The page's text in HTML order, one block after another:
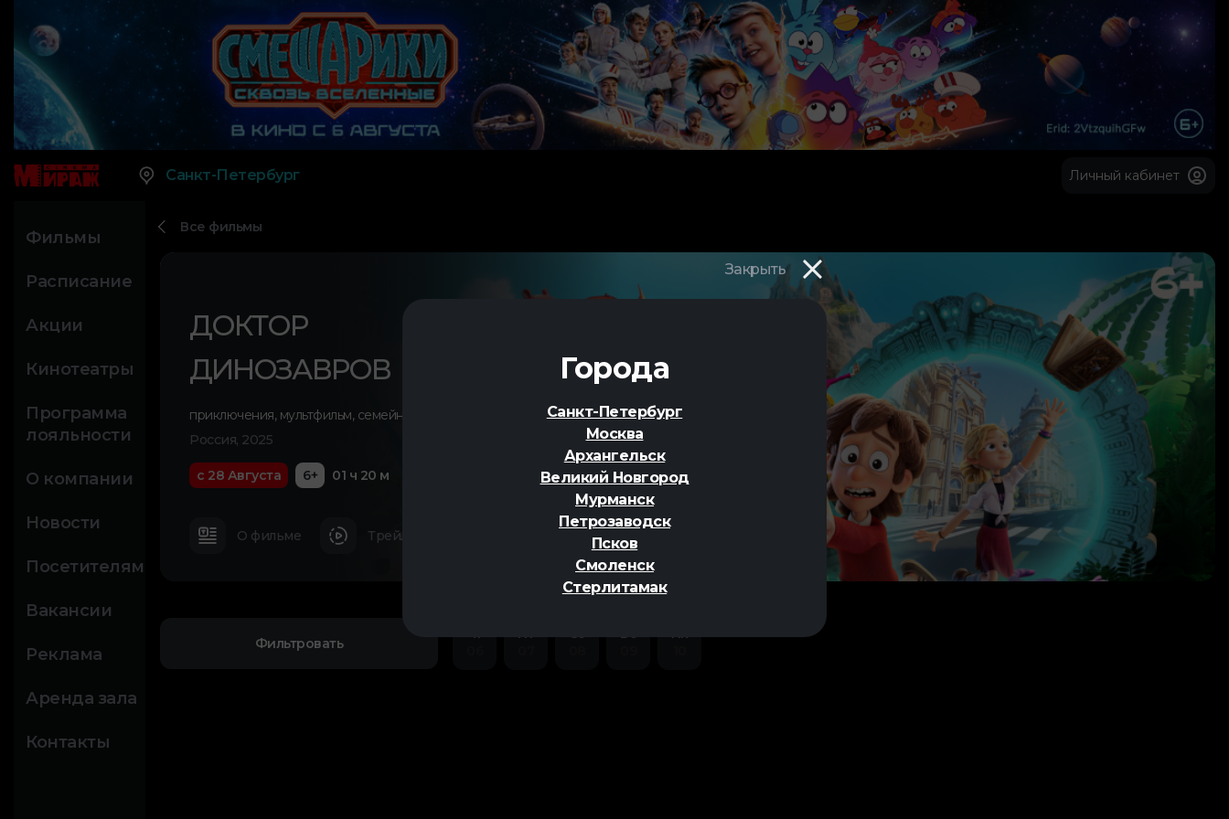
Закрыть
Города
Санкт-Петербург
Москва
Архангельск
Великий Новгород
Мурманск
Петрозаводск
Псков
Смоленск
Стерлитамак
Санкт-Петербург Личный кабинет
Фильмы
Расписание
Акции
Кинотеатры
Программа
лояльности
О компании
Новости
Посетителям
Вакансии
Реклама
Аренда зала
Контакты
Все фильмы
ДОКТОР
ДИНОЗАВРОВ
приключения,мультфильм,семейный
Россия, 2025
с 28 Августа 6+ 01 ч 20 м
О фильме Трейлер
Фильтровать
Чт
Пт
Сб
Вс
Пн